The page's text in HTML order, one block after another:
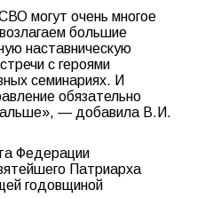
могут очень многое
большие
наставническую
с героями
семинариях. И
обязательно
— добавила В.И.
Федерации
Патриарха
годовщиной